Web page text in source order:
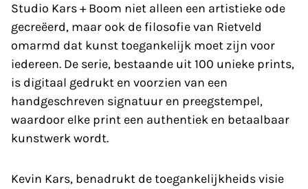
Studio Kars + Boom niet alleen een artistieke ode
gecreëerd, maar ook de filosofie van Rietveld
omarmd dat kunst toegankelijk moet zijn voor
iedereen. De serie, bestaande uit 100 unieke prints,
is digitaal gedrukt en voorzien van een
handgeschreven signatuur en preegstempel,
waardoor elke print een authentiek en betaalbaar
kunstwerk wordt.
Kevin Kars, benadrukt de toegankelijkheids visie